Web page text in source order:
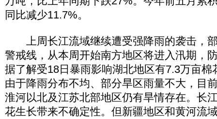
同比减少11.7%。
上周长江流域继续遭受强降雨的袭击，
警戒线，从本周开始南方地区将进入汛期，
据了解受18日暴雨影响湖北地区有7.3万亩棉
由于降雨分布不均、部分旱区雨量不大，目
淮河以北及江苏北部地区仍有旱情存在。长
花生长带来不确定性。但新疆地区和黄河流